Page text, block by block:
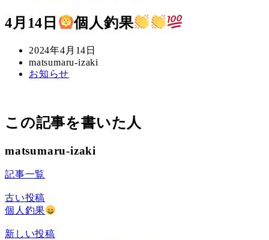
4月14日 個人釣果
投
稿
日
2024年4月14日
著
者
matsumaru-izaki
カ
ー
お知らせ
この記事を書いた人
matsumaru-izaki
記事一覧
古い投稿
個人釣果
新しい投稿